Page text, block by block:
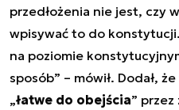
przedłożenia nie jest, czy
wpisywać to do
na poziomie
sposób” – mówił. Dodał,
„łatwe do obejścia” przez